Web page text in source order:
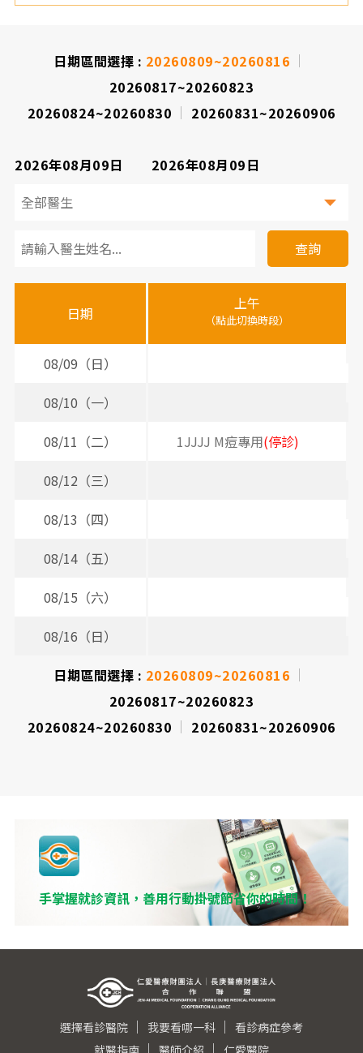
日期區間選擇 : 20260809~20260816
20260817~20260823
20260824~20260830
20260831~20260906
2026年08月09日 2026年08月09日
診
醫
時
查詢
日期
上午
（點此切換時段）
08/09（日）
08/10（一）
08/11（二）
1JJJJ M痘專用(停診)
08/12（三）
08/13（四）
08/14（五）
08/15（六）
08/16（日）
日期區間選擇 : 20260809~20260816
20260817~20260823
20260824~20260830
20260831~20260906
手掌握就診資訊，善用行動掛號節省你的時間！
選擇看診醫院 我要看哪一科
看診病症參考